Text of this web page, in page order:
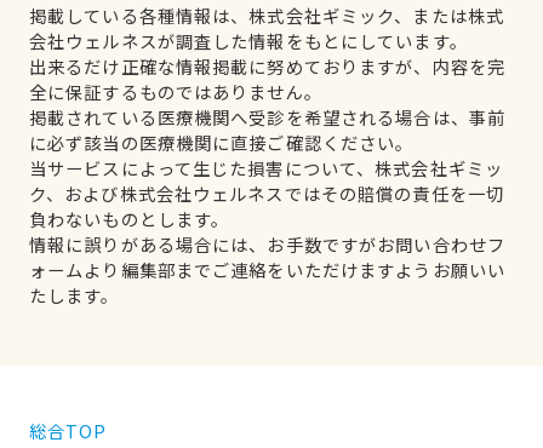
掲載している各種情報は、株式会社ギミック、または株式
会社ウェルネスが調査した情報をもとにしています。
出来るだけ正確な情報掲載に努めておりますが、内容を完
全に保証するものではありません。
掲載されている医療機関へ受診を希望される場合は、事前
に必ず該当の医療機関に直接ご確認ください。
当サービスによって生じた損害について、株式会社ギミッ
ク、および株式会社ウェルネスではその賠償の責任を一切
負わないものとします。
情報に誤りがある場合には、お手数ですがお問い合わせフ
ォームより編集部までご連絡をいただけますようお願いい
たします。
総合TOP